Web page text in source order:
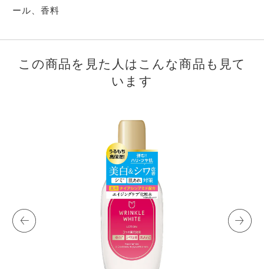
ール、香料
この商品を見た人はこんな商品も見て
います